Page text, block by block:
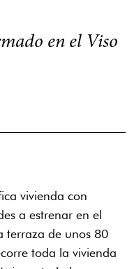
en el Viso
vivienda con
a estrenar en el
terraza de unos 80
toda la vivienda